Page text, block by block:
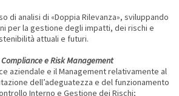
di analisi di «Doppia Rilevanza», sviluppando
per la gestione degli impatti, dei rischi e
attuali e futuri.
e Risk Management
aziendale e il Management relativamente al
dell’adeguatezza e del funzionamento
Interno e Gestione dei Rischi;